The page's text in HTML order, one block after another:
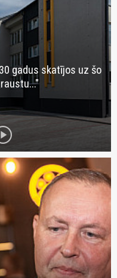
gadus skatījos uz šo